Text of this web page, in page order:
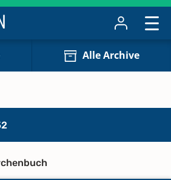
Alle Archive